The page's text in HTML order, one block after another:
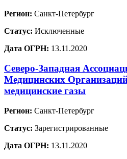
Регион: Санкт-Петербург
Статус: Исключенные
Дата ОГРН: 13.11.2020
Северо-Западная
Медицинских
медицинские газы
Регион: Санкт-Петербург
Статус: Зарегистрированные
Дата ОГРН: 13.11.2020